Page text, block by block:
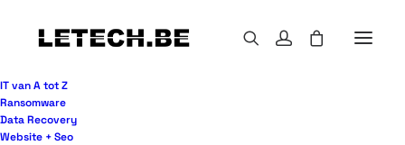
IT van A tot Z
Ransomware
Data Recovery
Website + Seo